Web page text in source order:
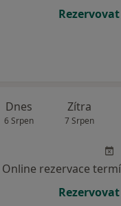
Dnes
6 Srpen
Zítra
7 Srpen
Online rezervace